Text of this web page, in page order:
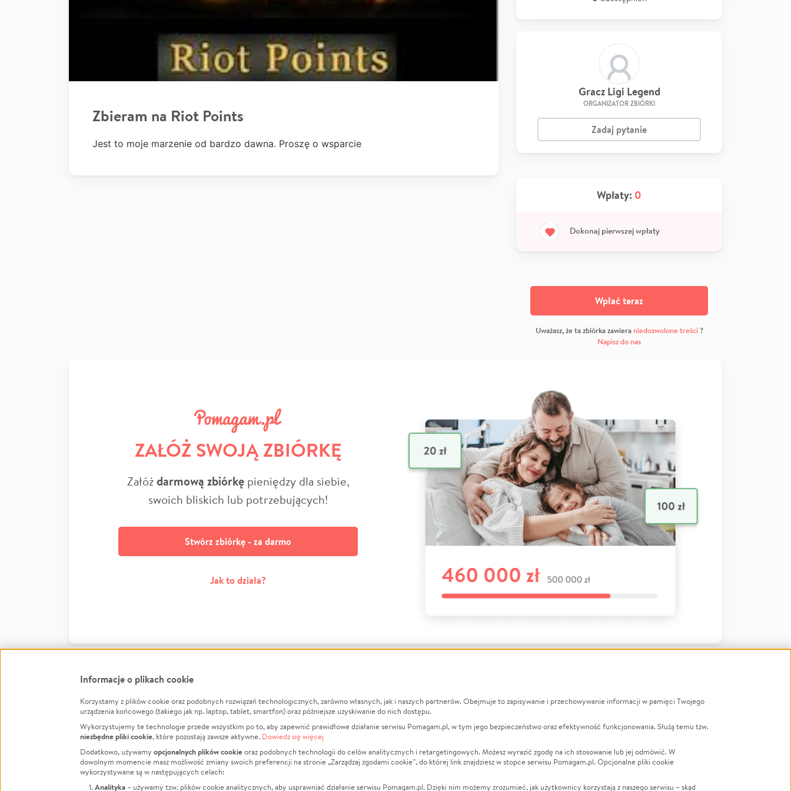
Zbieram na Riot Points
Jest to moje marzenie od bardzo dawna. Proszę o wsparcie
Gracz Ligi Legend
ORGANIZATOR ZBIÓRKI
Zadaj pytanie
Wpłaty: 0
Dokonaj pierwszej wpłaty
Wpłać teraz
Uważasz, że ta zbiórka zawiera niedozwolone treści?
Napisz do nas
ZAŁÓŻ SWOJĄ ZBIÓRKĘ
Załóżdarmową zbiórkępieniędzy dla siebie,
swoich bliskich lub potrzebujących!
Stwórz zbiórkę - za darmo
Jak to działa?
FacebookTwitter Instagram
LinkedInTikTok Youtube
Informacje
Jak to działa?
Regulamin
Polityka Prywatności
O nas
Opinie
Raporty
Za darmo
Zbieraj na
Leczenie
Zwierzęta
Pożar
LGBTQ+
Powódź
Wichura
Informacje o plikach cookie
Korzystamy z plików cookie oraz podobnych rozwiązań technologicznych, zarówno własnych, jak i naszych partnerów. Obejmuje to zapisywanie i przechowywanie informacji w pamięci Twojego
urządzenia końcowego (takiego jak np. laptop, tablet, smartfon) oraz późniejsze uzyskiwanie do nich dostępu.
Wykorzystujemy te technologie przede wszystkim po to, aby zapewnić prawidłowe działanie serwisu Pomagam.pl, w tym jego bezpieczeństwo oraz efektywność funkcjonowania. Służą temu tzw.
niezbędne pliki cookie, które pozostają zawsze aktywne. Dowiedz się więcej
Dodatkowo, używamy opcjonalnych plików cookieoraz podobnych technologii do celów analitycznych i retargetingowych. Możesz wyrazić zgodę na ich stosowanie lub jej odmówić. W
dowolnym momencie masz możliwość zmiany swoich preferencji na stronie „Zarządzaj zgodami cookie”, do której link znajdziesz w stopce serwisu Pomagam.pl. Opcjonalne pliki cookie
wykorzystywane są w następujących celach:
Analityka – używamy tzw. plików cookie analitycznych, aby usprawniać działanie serwisu Pomagam.pl. Dzięki nim możemy zrozumieć, jak użytkownicy korzystają z naszego serwisu – skąd